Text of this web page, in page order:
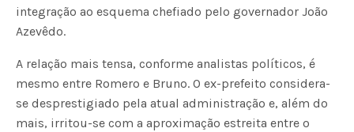
integração ao esquema chefiado pelo governador João
Azevêdo.
A relação mais tensa, conforme analistas políticos, é
mesmo entre Romero e Bruno. O ex-prefeito considera-
se desprestigiado pela atual administração e, além do
mais, irritou-se com a aproximação estreita entre o